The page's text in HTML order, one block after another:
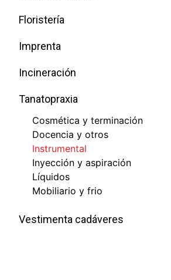
Floristería
Imprenta
Incineración
Tanatopraxia
Cosmética y terminación
Docencia y otros
Instrumental
Inyección y aspiración
Líquidos
Mobiliario y frio
Vestimenta cadáveres